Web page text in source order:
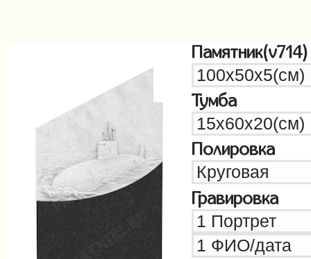
Памятник(v714)
Тумба
Полировка
Гравировка